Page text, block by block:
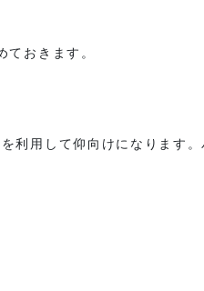
おきます。
利用して仰向けになります